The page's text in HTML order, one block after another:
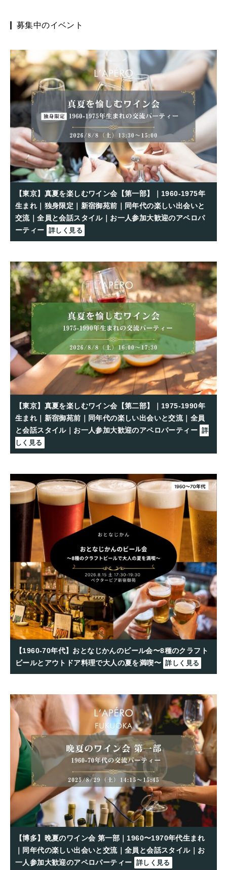
募集中のイベント
【東京】真夏を楽しむワイン会【第一部】｜1960-1975年
生まれ｜独身限定｜新宿御苑前｜同年代の楽しい出会いと
交流｜全員と会話スタイル｜お一人参加大歓迎のアペロパ
ーティー 詳しく見る
【東京】真夏を楽しむワイン会【第二部】｜1975-1990年
生まれ｜新宿御苑前｜同年代の楽しい出会いと交流｜全員
と会話スタイル｜お一人参加大歓迎のアペロパーティー 詳
しく見る
【1960-70年代】おとなじかんのビール会〜8種のクラフト
ビールとアウトドア料理で大人の夏を満喫〜 詳しく見る
【博多】晩夏のワイン会 第一部｜1960〜1970年代生まれ
｜同年代の楽しい出会いと交流｜全員と会話スタイル｜お
一人参加大歓迎のアペロパーティー 詳しく見る